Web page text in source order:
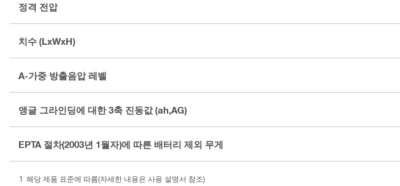
정격 전압
치수 (LxWxH)
A-가중 방출음압 레벨
앵글 그라인딩에 대한 3축 진동값 (ah,AG)
EPTA 절차(2003년 1월자)에 따른 배터리 제외 무게
해당 제품 표준에 따름(자세한 내용은 사용 설명서 참조)